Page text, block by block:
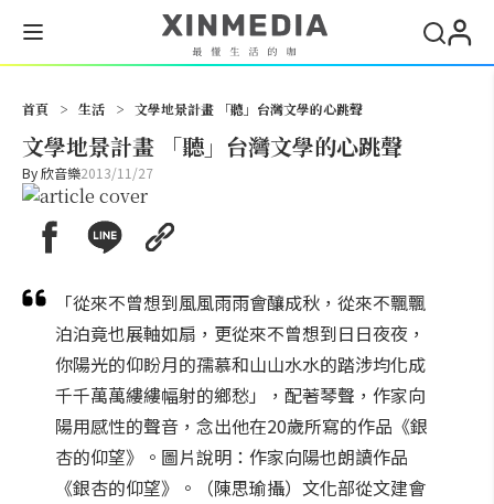
首頁 > 生活 > 文學地景計畫 「聽」台灣文學的心跳聲
文學地景計畫 「聽」台灣文學的心跳聲
By欣音樂2013/11/27
「從來不曾想到風風雨雨會釀成秋，從來不飄飄
泊泊竟也展軸如扇，更從來不曾想到日日夜夜，
你陽光的仰盼月的孺慕和山山水水的踏涉均化成
千千萬萬縷縷幅射的鄉愁」，配著琴聲，作家向
陽用感性的聲音，念出他在20歲所寫的作品《銀
杏的仰望》。圖片說明：作家向陽也朗讀作品
《銀杏的仰望》。（陳思瑜攝）文化部從文建會